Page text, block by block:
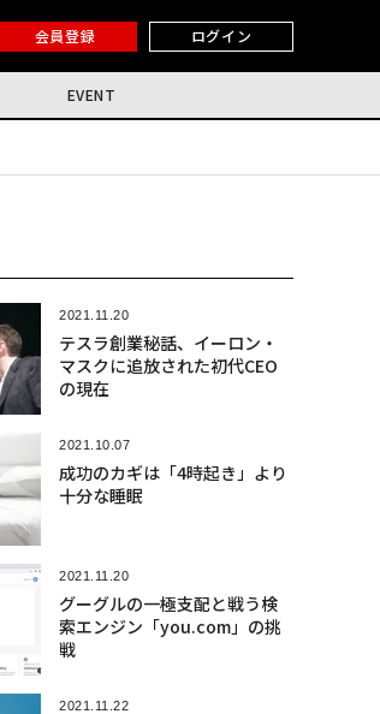
会員登録 ログイン
EVENT
2021.11.20
テスラ創業秘話、イーロン・
マスクに追放された初代CEO
の現在
2021.10.07
成功のカギは「4時起き」より
十分な睡眠
2021.11.20
グーグルの一極支配と戦う検
索エンジン「you.com」の挑
戦
2021.11.22